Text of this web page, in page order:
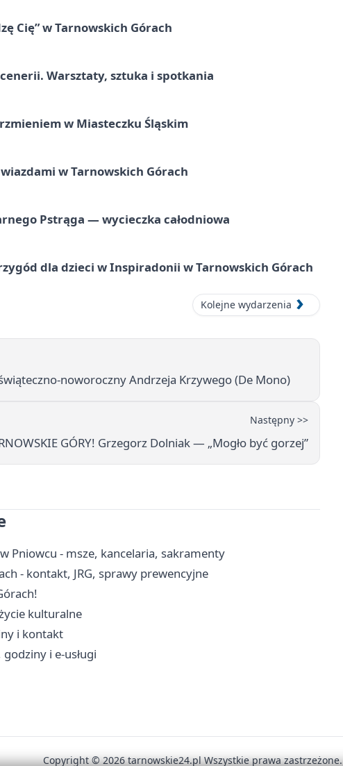
Cię” w Tarnowskich Górach
Warsztaty, sztuka i spotkania
w Miasteczku Śląskim
w Tarnowskich Górach
Pstrąga — wycieczka całodniowa
dla dzieci w Inspiradonii w Tarnowskich Górach
Kolejne wydarzenia
Andrzeja Krzywego (De Mono)
Następny >>
GÓRY! Grzegorz Dolniak — „Mogło być gorzej”
Pniowcu - msze, kancelaria, sakramenty
- kontakt, JRG, sprawy prewencyjne
kulturalne
i kontakt
i e-usługi
Copyright © 2026 tarnowskie24.pl Wszystkie prawa zastrzeżone.